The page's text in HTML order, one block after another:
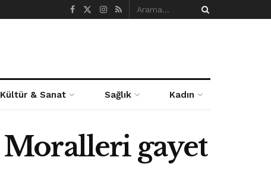
Kültür & Sanat Sağlık Kadın
Moralleri gayet